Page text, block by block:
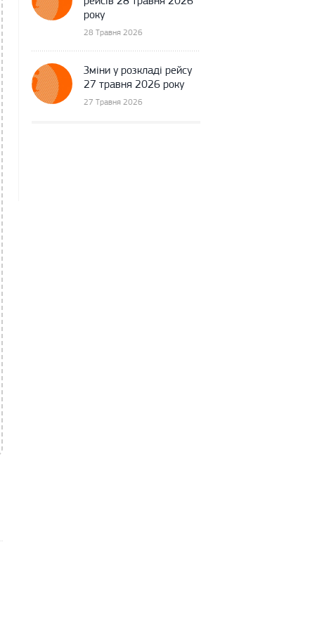
року
28 Травня 2026
Зміни у розкладі рейсу
27 травня 2026 року
27 Травня 2026